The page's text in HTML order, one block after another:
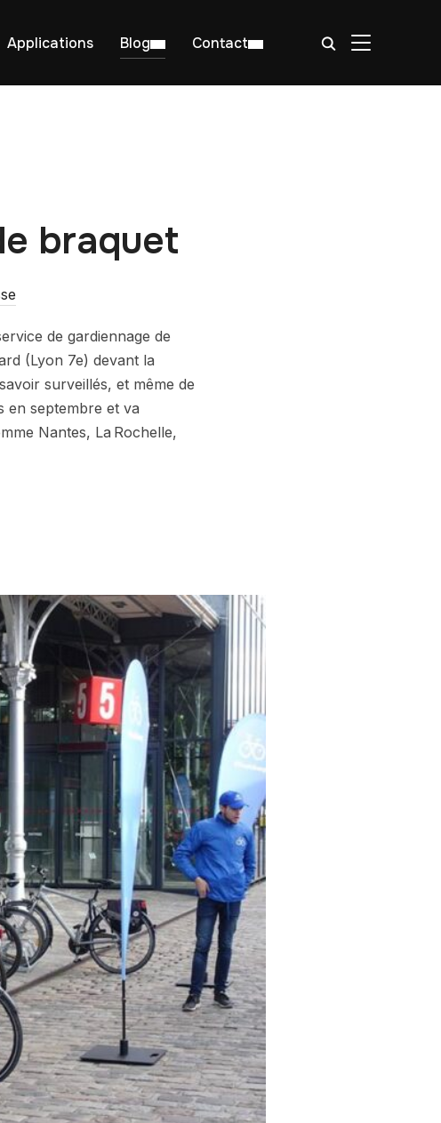
Applications Blog Contact BASCULER
braquet
de gardiennage de
(Lyon 7e) devant la
surveillés, et même de
en septembre et va
Nantes, La Rochelle,